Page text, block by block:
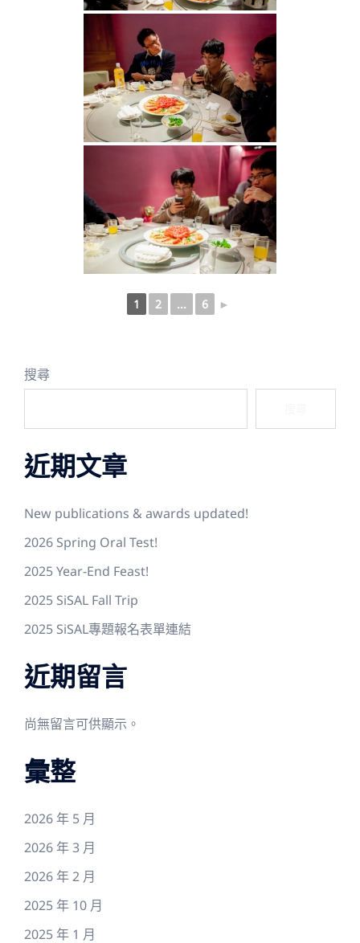
1 2 ... 6 ►
搜尋
近期文章
New publications & awards updated!
2026 Spring Oral Test!
2025 Year-End Feast!
2025 SiSAL Fall Trip
2025 SiSAL專題報名表單連結
近期留言
尚無留言可供顯示。
彙整
2026 年 5 月
2026 年 3 月
2026 年 2 月
2025 年 10 月
2025 年 1 月